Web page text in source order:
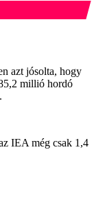
azt jósolta, hogy
millió hordó
IEA még csak 1,4